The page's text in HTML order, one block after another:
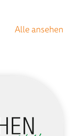
Alle ansehen